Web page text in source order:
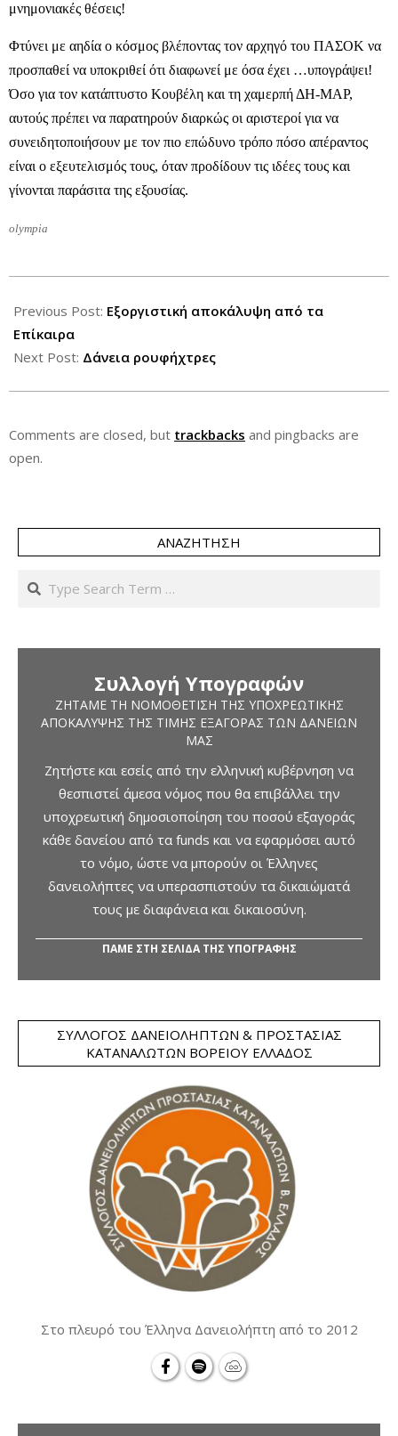
μνημονιακές θέσεις!
Φτύνει με αηδία ο κόσμος βλέποντας τον αρχηγό του ΠΑΣΟΚ να
προσπαθεί να υποκριθεί ότι διαφωνεί με όσα έχει …υπογράψει!
Όσο για τον κατάπτυστο Κουβέλη και τη χαμερπή ΔΗ-ΜΑΡ,
αυτούς πρέπει να παρατηρούν διαρκώς οι αριστεροί για να
συνειδητοποιήσουν με τον πιο επώδυνο τρόπο πόσο απέραντος
είναι ο εξευτελισμός τους, όταν προδίδουν τις ιδέες τους και
γίνονται παράσιτα της εξουσίας.
olympia
11-
22
Previous Post: Εξοργιστική αποκάλυψη από τα
Επίκαιρα
Next Post: Δάνεια ρουφήχτρες
Comments are closed, but trackbacks and pingbacks are
open.
ΑΝΑΖΉΤΗΣΗ
Search
Συλλογή Υπογραφών
ΖΗΤΆΜΕ ΤΗ ΝΟΜΟΘΈΤΙΣΗ ΤΗΣ ΥΠΟΧΡΕΩΤΙΚΉΣ
ΑΠΟΚΆΛΥΨΗΣ ΤΗΣ ΤΙΜΉΣ ΕΞΑΓΟΡΆΣ ΤΩΝ ΔΑΝΕΊΩΝ
ΜΑΣ
Ζητήστε και εσείς από την ελληνική κυβέρνηση να
θεσπιστεί άμεσα νόμος που θα επιβάλλει την
υποχρεωτική δημοσιοποίηση του ποσού εξαγοράς
κάθε δανείου από τα funds και να εφαρμόσει αυτό
το νόμο, ώστε να μπορούν οι Έλληνες
δανειολήπτες να υπερασπιστούν τα δικαιώματά
τους με διαφάνεια και δικαιοσύνη.
ΠΑΜΕ ΣΤΗ ΣΕΛΙΔΑ ΤΗΣ ΥΠΟΓΡΑΦΗΣ
ΣΎΛΛΟΓΟΣ ΔΑΝΕΙΟΛΗΠΤΏΝ & ΠΡΟΣΤΑΣΊΑΣ
ΚΑΤΑΝΑΛΩΤΏΝ ΒΟΡΕΊΟΥ ΕΛΛΆΔΟΣ
Στο πλευρό του Έλληνα Δανειολήπτη από το 2012